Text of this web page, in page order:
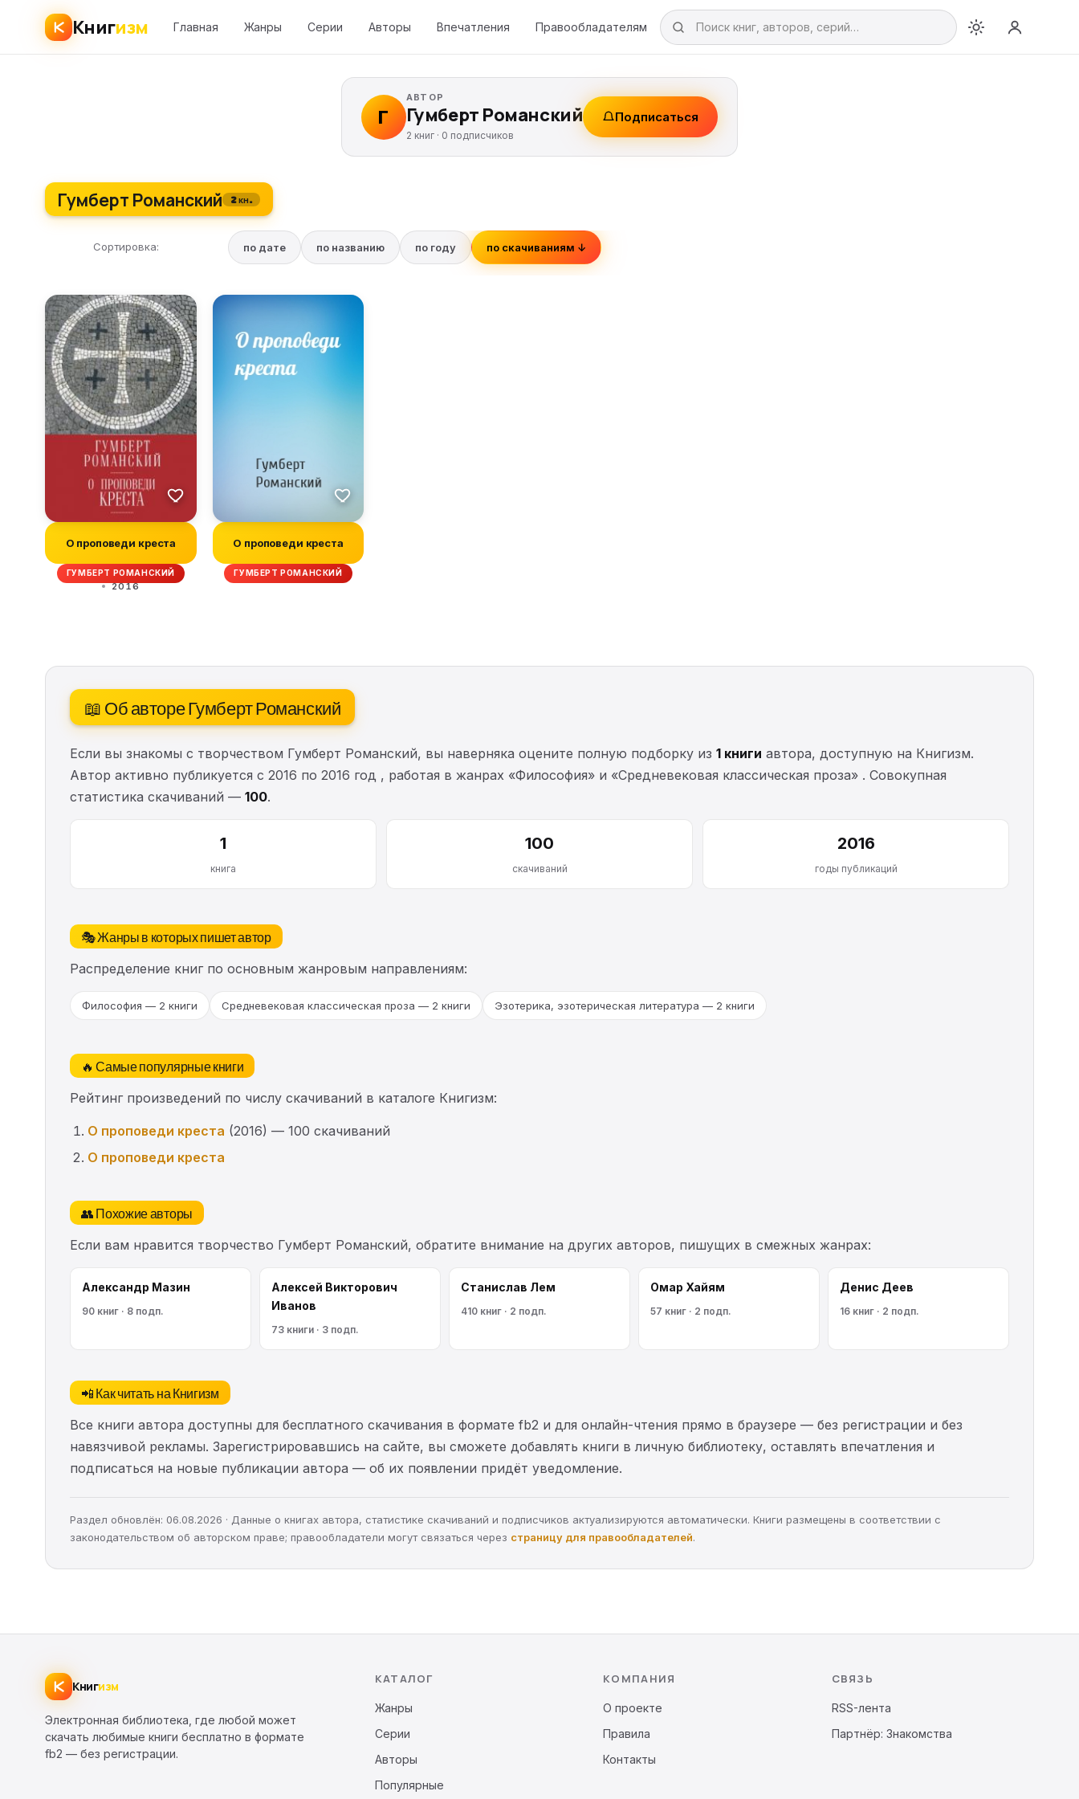
Книгизм Главная Жанры Серии Авторы Впечатления Правообладателям
Г
АВТОР
Гумберт Романский
2 книг · 0 подписчиков
Подписаться
Гумберт Романский 2 кн.
Сортировка: по дате по названию по году по скачиваниям ↓
О проповеди креста
ГУМБЕРТ РОМАНСКИЙ
2016
О проповеди креста
ГУМБЕРТ РОМАНСКИЙ
📖 Об авторе Гумберт Романский
Если вы знакомы с творчеством Гумберт Романский, вы наверняка оцените полную подборку из 1 книги автора, доступную на Книгизм.
Автор активно публикуется с 2016 по 2016 год , работая в жанрах «Философия» и «Средневековая классическая проза» . Совокупная
статистика скачиваний — 100.
1
книга
100
скачиваний
2016
годы публикаций
🎭 Жанры в которых пишет автор
Распределение книг по основным жанровым направлениям:
Философия — 2 книги Средневековая классическая проза — 2 книги Эзотерика, эзотерическая литература — 2 книги
🔥 Самые популярные книги
Рейтинг произведений по числу скачиваний в каталоге Книгизм:
О проповеди креста (2016) — 100 скачиваний
О проповеди креста
👥 Похожие авторы
Если вам нравится творчество Гумберт Романский, обратите внимание на других авторов, пишущих в смежных жанрах:
Александр Мазин
90 книг · 8 подп.
Алексей Викторович
Иванов
73 книги · 3 подп.
Станислав Лем
410 книг · 2 подп.
Омар Хайям
57 книг · 2 подп.
Денис Деев
16 книг · 2 подп.
📲 Как читать на Книгизм
Все книги автора доступны для бесплатного скачивания в формате fb2 и для онлайн-чтения прямо в браузере — без регистрации и без
навязчивой рекламы. Зарегистрировавшись на сайте, вы сможете добавлять книги в личную библиотеку, оставлять впечатления и
подписаться на новые публикации автора — об их появлении придёт уведомление.
Раздел обновлён: 06.08.2026 · Данные о книгах автора, статистике скачиваний и подписчиков актуализируются автоматически. Книги размещены в соответствии с
законодательством об авторском праве; правообладатели могут связаться через страницу для правообладателей.
Книгизм
Электронная библиотека, где любой может
скачать любимые книги бесплатно в формате
fb2 — без регистрации.
КАТАЛОГ
Жанры
Серии
Авторы
Популярные
КОМПАНИЯ
О проекте
Правила
Контакты
СВЯЗЬ
RSS-лента
Партнёр: Знакомства